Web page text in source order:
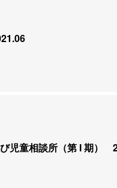
児童相談所（第 I 期）